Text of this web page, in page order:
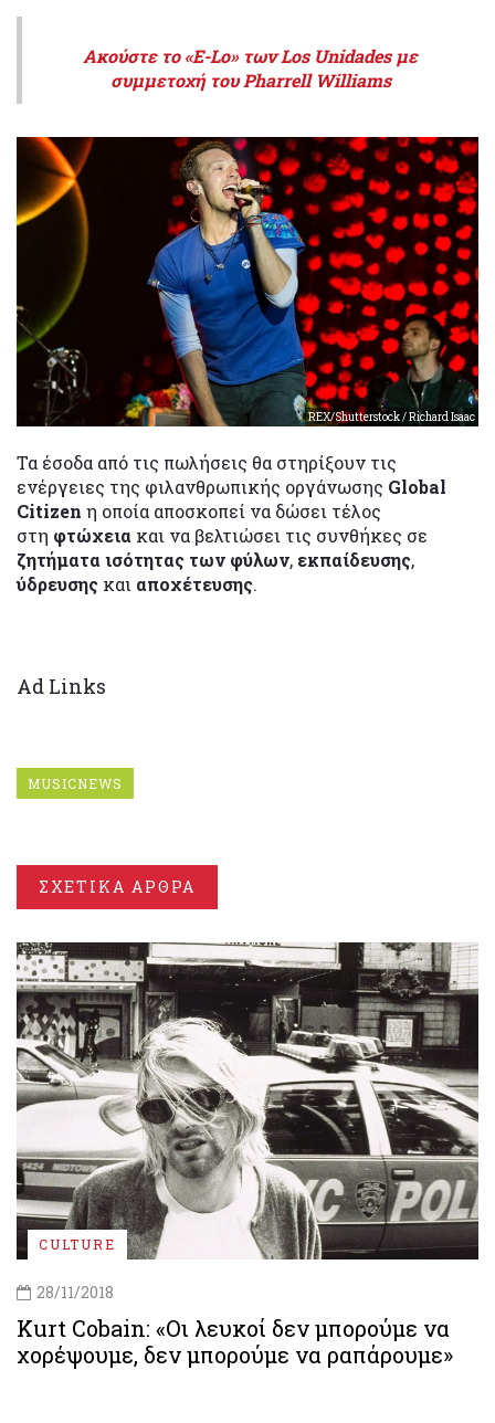
Ακούστε το «E-Lo» των Los Unidades με
συμμετοχή του Pharrell Williams
REX/Shutterstock / Richard Isaac
Τα έσοδα από τις πωλήσεις θα στηρίξουν τις
ενέργειες της φιλανθρωπικής οργάνωσης Global
Citizen η οποία αποσκοπεί να δώσει τέλος
στη φτώχεια και να βελτιώσει τις συνθήκες σε
ζητήματα ισότητας των φύλων, εκπαίδευσης,
ύδρευσης και αποχέτευσης.
Ad Links
MUSICNEWS
ΣΧΕΤΙΚΑ ΑΡΘΡΑ
CULTURE
28/11/2018
Kurt Cobain: «Οι λευκοί δεν μπορούμε να
χορέψουμε, δεν μπορούμε να ραπάρουμε»